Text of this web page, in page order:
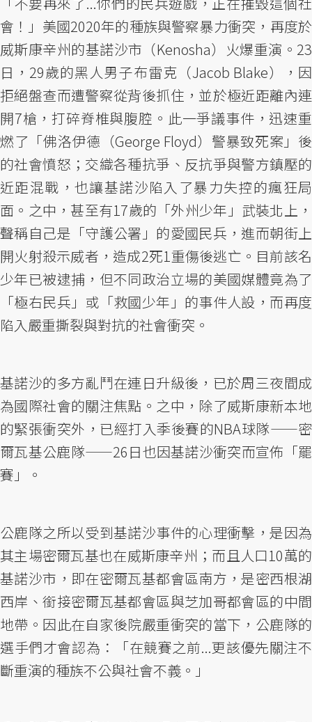
會！」美國2020年的種族與警察暴力衝突，再度於
威斯康辛州的基諾沙市（Kenosha）火爆重演。23
日，29歲的黑人男子布雷克（Jacob Blake），因
拒絕盤查而遭警察從背後抓住，並於極近距離內連
開7槍，打碎脊椎與腹腔。此一爭議事件，迅速重
燃了「佛洛伊德（George Floyd）警暴致死案」後
的社會憤怒；交織各種抗爭、反抗爭與警方鎮壓的
近距混戰，也讓基諾沙陷入了暴力失控的瘋狂局
面。之中，甚至有17歲的「外州少年」武裝北上，
聲稱自己是「守護公署」的愛國民兵，進而朝街上
開火射殺示威者，造成2死1重傷後逃亡。目前該名
少年已被逮捕，但不同政治立場的美國媒體竟為了
「極右民兵」或「救國少年」的事件人設，而再度
陷入嚴重撕裂與對抗的社會衝突。
基諾沙的多方亂鬥在連日升級後，已於周三夜間成
為國際社會的關注焦點。之中，除了威斯康新本地
的緊張衝突外，已經打入季後賽的NBA球隊——密
爾瓦基公鹿隊——26日也因基諾沙衝突而宣佈「罷
賽」。
公鹿隊之所以受到基諾沙事件的心理衝擊，是因為
其主場密爾瓦基也在威斯康辛州；而且人口10萬的
基諾沙市，即在密爾瓦基都會區南方，是密西根湖
西岸、銜接密爾瓦基都會區與芝加哥都會區的中間
地帶。因此在自家後院嚴重衝突的當下，公鹿隊的
選手們才會認為：「在競賽之前...更該優先關注不
斷重演的種族不公與社會不義。」